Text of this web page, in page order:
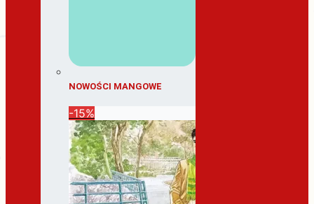
NOWOŚCI MANGOWE
-15%